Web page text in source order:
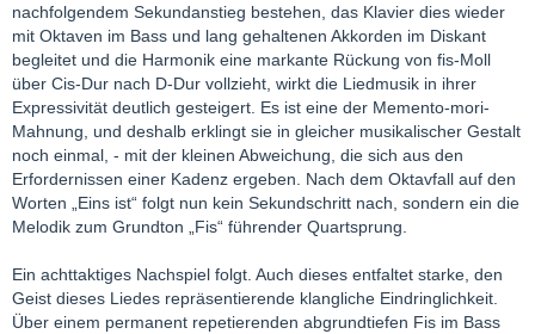
nachfolgendem Sekundanstieg bestehen, das Klavier dies wieder
mit Oktaven im Bass und lang gehaltenen Akkorden im Diskant
begleitet und die Harmonik eine markante Rückung von fis-Moll
über Cis-Dur nach D-Dur vollzieht, wirkt die Liedmusik in ihrer
Expressivität deutlich gesteigert. Es ist eine der Memento-mori-
Mahnung, und deshalb erklingt sie in gleicher musikalischer Gestalt
noch einmal, - mit der kleinen Abweichung, die sich aus den
Erfordernissen einer Kadenz ergeben. Nach dem Oktavfall auf den
Worten „Eins ist“ folgt nun kein Sekundschritt nach, sondern ein die
Melodik zum Grundton „Fis“ führender Quartsprung.
Ein achttaktiges Nachspiel folgt. Auch dieses entfaltet starke, den
Geist dieses Liedes repräsentierende klangliche Eindringlichkeit.
Über einem permanent repetierenden abgrundtiefen Fis im Bass